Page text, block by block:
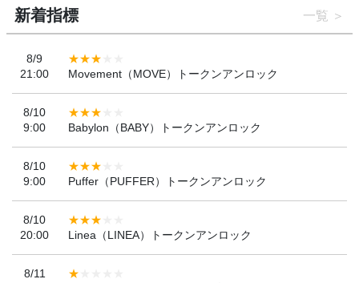
新着指標 一覧
8/9
21:00
Movement（MOVE）トークンアンロック
8/10
9:00
Babylon（BABY）トークンアンロック
8/10
9:00
Puffer（PUFFER）トークンアンロック
8/10
20:00
Linea（LINEA）トークンアンロック
8/11